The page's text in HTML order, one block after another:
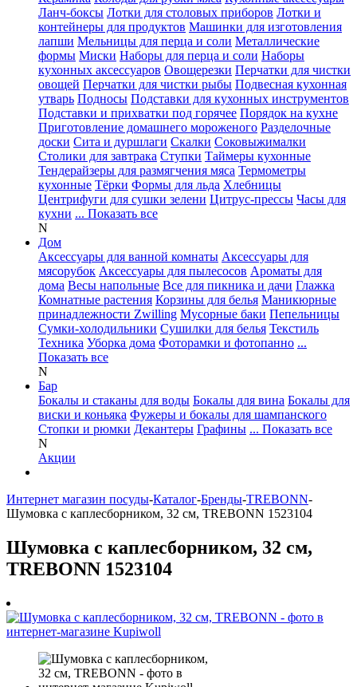
Ланч-боксы Лотки для столовых приборов Лотки и
контейнеры для продуктов Машинки для изготовления
лапши Мельницы для перца и соли Металлические
формы Миски Наборы для перца и соли Наборы
кухонных аксессуаров Овощерезки Перчатки для чистки
овощей Перчатки для чистки рыбы Подвесная кухонная
утварь Подносы Подставки для кухонных инструментов
Подставки и прихватки под горячее Порядок на кухне
Приготовление домашнего мороженого Разделочные
доски Сита и дуршлаги Скалки Соковыжималки
Столики для завтрака Ступки Таймеры кухонные
Тендерайзеры для размягчения мяса Термометры
кухонные Тёрки Формы для льда Хлебницы
Центрифуги для сушки зелени Цитрус-прессы Часы для
кухни ... Показать все
N
Дом
Аксессуары для ванной комнаты Аксессуары для
мясорубок Аксессуары для пылесосов Ароматы для
дома Весы напольные Все для пикника и дачи Глажка
Комнатные растения Корзины для белья Маникюрные
принадлежности Zwilling Мусорные баки Пепельницы
Сумки-холодильники Сушилки для белья Текстиль
Техника Уборка дома Фоторамки и фотопанно ...
Показать все
N
Бар
Бокалы и стаканы для воды Бокалы для вина Бокалы для
виски и коньяка Фужеры и бокалы для шампанского
Стопки и рюмки Декантеры Графины ... Показать все
N
Акции
Интернет магазин посуды-Каталог-Бренды-TREBONN-
Шумовка с каплесборником, 32 см, TREBONN 1523104
Шумовка с каплесборником, 32 см,
TREBONN 1523104